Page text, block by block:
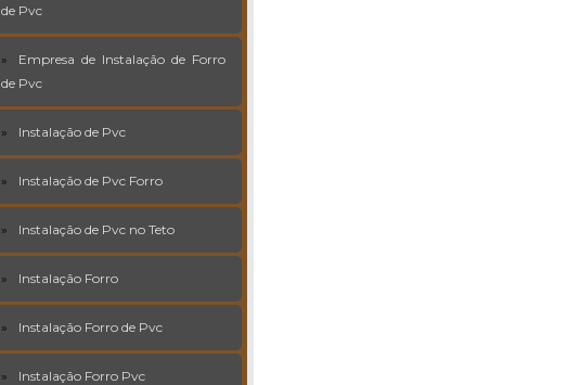
de Pvc
Empresa de Instalação de Forro
de Pvc
Instalação de Pvc
Instalação de Pvc Forro
Instalação de Pvc no Teto
Instalação Forro
Instalação Forro de Pvc
Instalação Forro Pvc